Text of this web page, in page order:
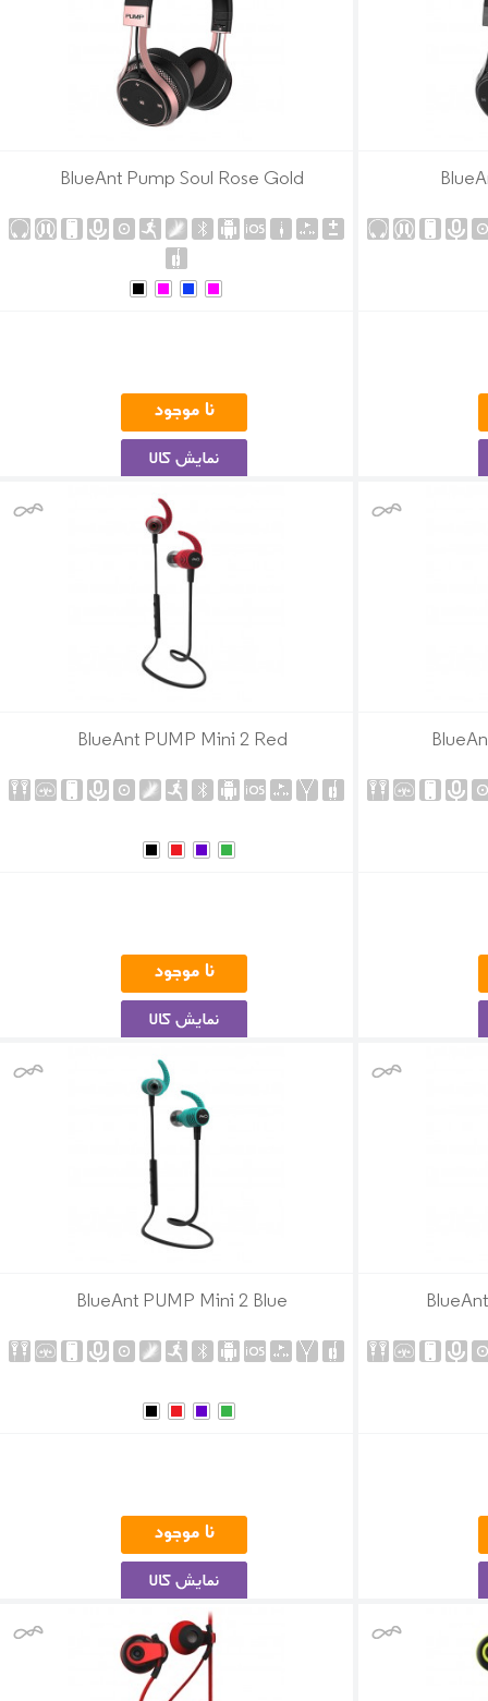
BlueAnt Pump Soul Rose Gold
BlueAnt PUMP Mini 2 Red
BlueAnt PUMP Mini 2 Blue